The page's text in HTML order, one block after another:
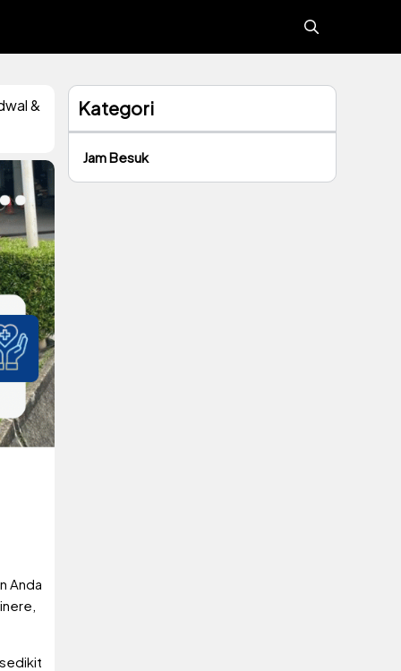
&
Anda
Kategori
Jam Besuk